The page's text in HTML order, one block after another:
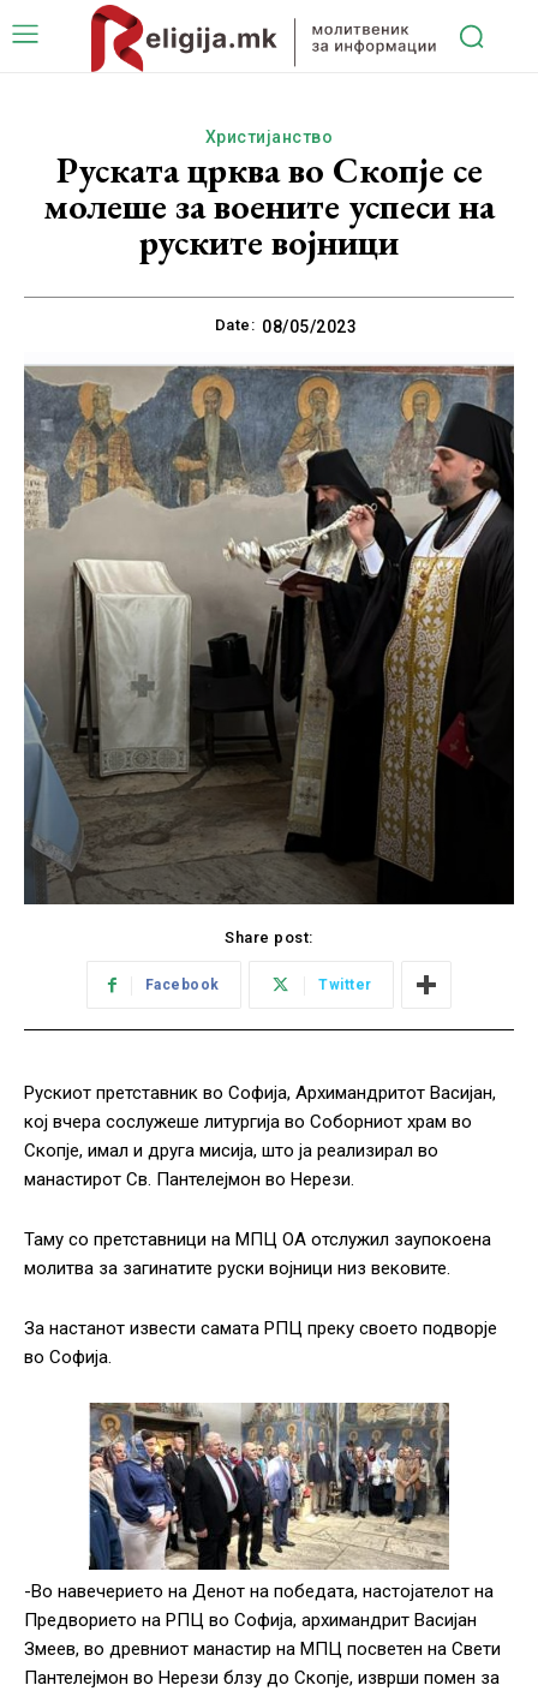
Христијанство
Руската црква во Скопје се
молеше за воените успеси на
руските војници
Date: 08/05/2023
Share post:
Facebook Twitter
Рускиот претставник во Софија, Архимандритот Васијан,
кој вчера сослужеше литургија во Соборниот храм во
Скопје, имал и друга мисија, што ја реализирал во
манастирот Св. Пантелејмон во Нерези.
Таму со претставници на МПЦ ОА отслужил заупокоена
молитва за загинатите руски војници низ вековите.
За настанот извести самата РПЦ преку своето подворје
во Софија.
-Во навечерието на Денот на победата, настојателот на
Предворието на РПЦ во Софија, архимандрит Васијан
Змеев, во древниот манастир на МПЦ посветен на Свети
Пантелејмон во Нерези блзу до Скопје, изврши помен за